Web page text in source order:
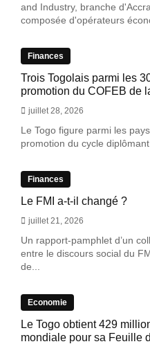
and Industry, branche
composée d'opérateurs
Finances
Trois Togolais parmi les
promotion du COFEB de
juillet 28, 2026
Le Togo figure parmi les
promotion du cycle
Finances
Le FMI a-t-il changé ?
juillet 21, 2026
Un rapport-pamphlet d’un
entre le discours social du
de...
Economie
Le Togo obtient 429
mondiale pour sa Feuille